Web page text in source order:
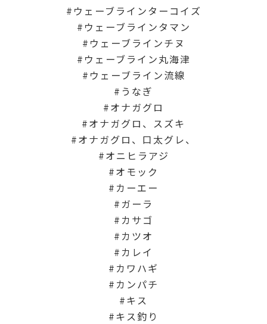
ウェーブラインターコイズ
ウェーブラインタマン
ウェーブラインチヌ
ウェーブライン丸海津
ウェーブライン流線
うなぎ
オナガグロ
オナガグロ、スズキ
オナガグロ、口太グレ、
オニヒラアジ
オモック
カーエー
ガーラ
カサゴ
カツオ
カレイ
カワハギ
カンパチ
キス
キス釣り